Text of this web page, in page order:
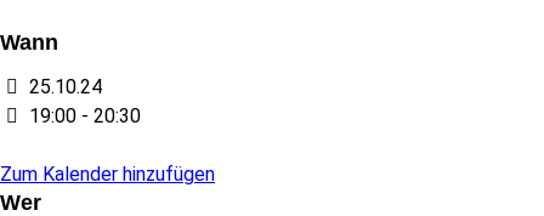
Wann
25.10.24
19:00 - 20:30
Zum Kalender hinzufügen
Wer